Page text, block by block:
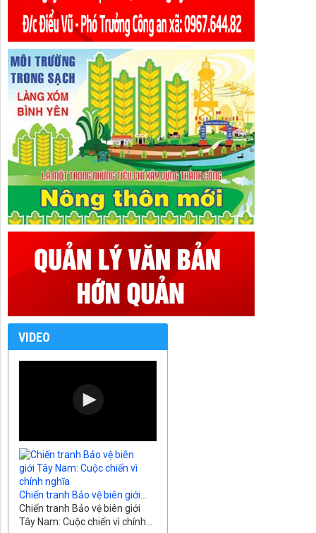
VIDEO
Chiến tranh Bảo vệ biên giới...
Chiến tranh Bảo vệ biên giới
Tây Nam: Cuộc chiến vì chính...